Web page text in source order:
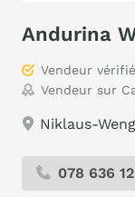
Andurina
Vendeur vérifié
Vendeur sur
Niklaus-
078 636